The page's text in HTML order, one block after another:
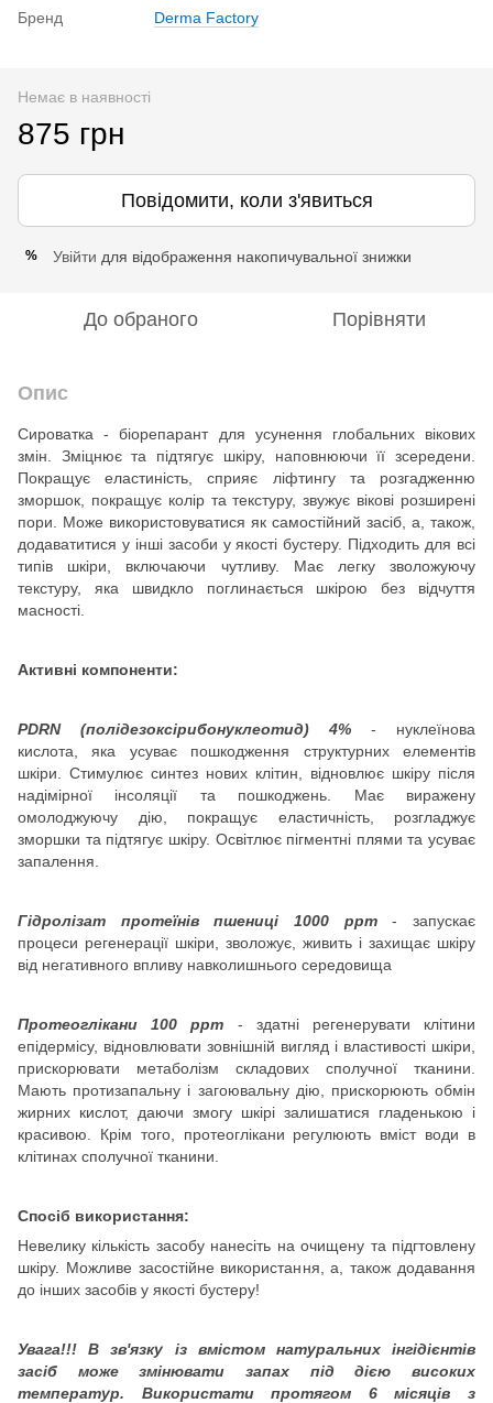
Бренд
Derma Factory
Немає в наявності
875 грн
Повідомити, коли з'явиться
% Увійти для відображення накопичувальної знижки
До обраного Порівняти
Опис
Сироватка - біорепарант для усунення глобальних вікових
змін. Зміцнює та підтягує шкіру, наповнюючи її зсередени.
Покращує еластиність, сприяє ліфтингу та розгадженню
зморшок, покращує колір та текстуру, звужує вікові розширені
пори. Може використовуватися як самостійний засіб, а, також,
додаватитися у інші засоби у якості бустеру. Підходить для всі
типів шкіри, включаючи чутливу. Має легку зволожуючу
текстуру, яка швидкло поглинається шкірою без відчуття
масності.
Активні компоненти:
PDRN (полідезоксірибонуклеотид) 4% - нуклеїнова
кислота, яка усуває пошкодження структурних елементів
шкіри. Стимулює синтез нових клітин, відновлює шкіру після
надімірної інсоляції та пошкоджень. Має виражену
омолоджуючу дію, покращує еластичність, розгладжує
зморшки та підтягує шкіру. Освітлює пігментні плями та усуває
запалення.
Гідролізат протеїнів пшениці 1000 ppm- запускає
процеси регенерації шкіри, зволожує, живить і захищає шкіру
від негативного впливу навколишнього середовища
Протеоглікани 100 ppm - здатні регенерувати клітини
епідермісу, відновлювати зовнішній вигляд і властивості шкіри,
прискорювати метаболізм складових сполучної тканини.
Мають протизапальну і загоювальну дію, прискорюють обмін
жирних кислот, даючи змогу шкірі залишатися гладенькою і
красивою. Крім того, протеоглікани регулюють вміст води в
клітинах сполучної тканини.
Спосіб використання:
Невелику кількість засобу нанесіть на очищену та підгтовлену
шкіру. Можливе засостійне використання, а, також додавання
до інших засобів у якості бустеру!
Увага!!! В зв'язку із вмістом натуральних інгідієнтів
засіб може змінювати запах під дією високих
температур. Використати протягом 6 місяців з